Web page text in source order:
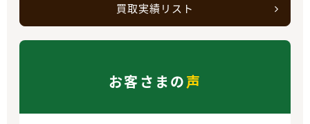
買取実績リスト
お客さまの声